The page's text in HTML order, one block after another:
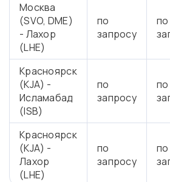
Москва
(SVO, DME)
- Лахор
(LHE)
по
запросу
по
Красноярск
(KJA) -
Исламабад
(ISB)
по
запросу
по
Красноярск
(KJA) -
Лахор
(LHE)
по
запросу
по